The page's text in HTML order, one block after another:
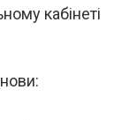
кабінеті